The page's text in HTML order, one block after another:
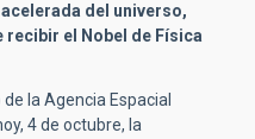
del universo,
el Nobel de Física
la Agencia Espacial
4 de octubre, la